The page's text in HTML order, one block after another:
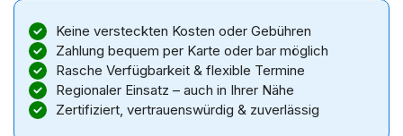
Keine versteckten Kosten oder Gebühren
Zahlung bequem per Karte oder bar möglich
Rasche Verfügbarkeit & flexible Termine
Regionaler Einsatz – auch in Ihrer Nähe
Zertifiziert, vertrauenswürdig & zuverlässig